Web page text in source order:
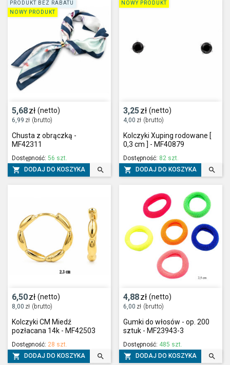
5,68zł (netto)
6,99 zł (brutto)
Chusta z obrączką -
MF42311
Dostępność: 56 szt.
 DODAJ DO KOSZYKA 
PRODUKT BEZ RABATU
NOWY PRODUKT
3,25zł (netto)
4,00 zł (brutto)
Kolczyki Xuping rodowane [
0,3 cm ] - MF40879
Dostępność: 82 szt.
 DODAJ DO KOSZYKA 
NOWY PRODUKT
6,50zł (netto)
8,00 zł (brutto)
Kolczyki CM Miedź
pozłacana 14k - MF42503
Dostępność: 28 szt.
 DODAJ DO KOSZYKA 
4,88zł (netto)
6,00 zł (brutto)
Gumki do włosów - op. 200
sztuk - MF23943-3
Dostępność: 485 szt.
 DODAJ DO KOSZYKA 